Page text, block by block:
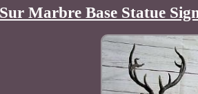
Marbre Base Statue